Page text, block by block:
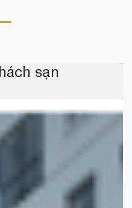
sạn